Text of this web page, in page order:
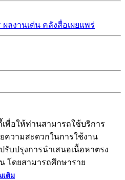
ผลงานเด่น คลังสื่อเผยแพร่
พื่อให้ท่านสามารถใช้บริการ
ความสะดวกในการใช้งาน
รับปรุงการนำเสนอเนื้อหาตรง
โดยสามารถศึกษาราย
เติม